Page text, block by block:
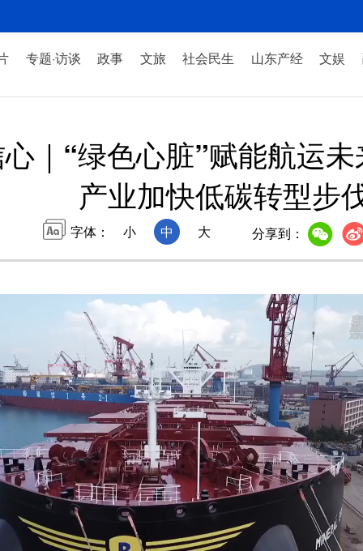
专题·访谈 政事 文旅 社会民生 山东产经 文娱
｜“绿色心脏”赋能航运
产业加快低碳转型步
字体： 小 中 大 分享到：